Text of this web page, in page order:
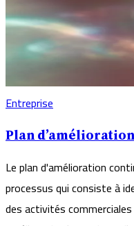
Entreprise
Plan
Le plan d'amélioration
processus qui consiste à
des activités